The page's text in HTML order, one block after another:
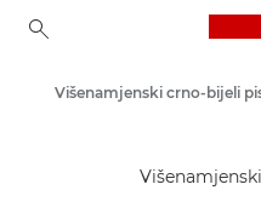
Rješenja i usluge
Višenamjenski crno-bijeli